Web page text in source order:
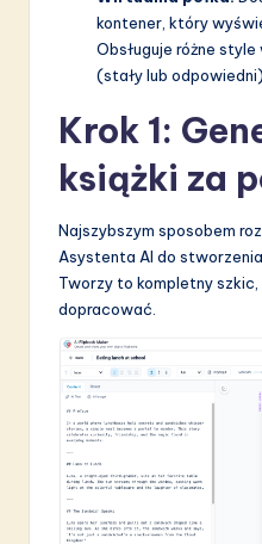
kontener, który
Obsługuje różne
(stały lub odpowiedni).
Krok 1:
książki za
Najszybszym sposobem
Asystenta AI do
Tworzy to kompletny
dopracować.